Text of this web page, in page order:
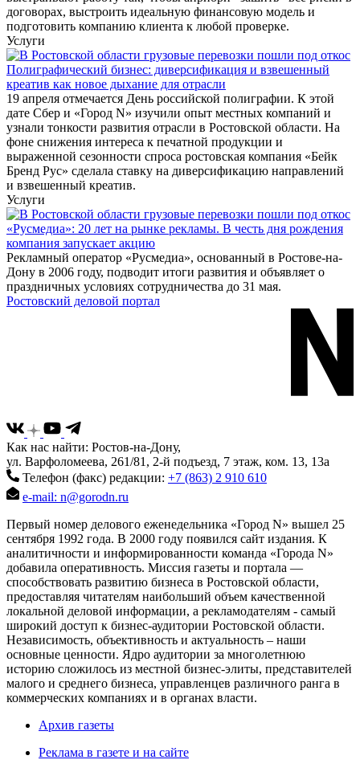
договорах, выстроить идеальную финансовую модель и
подготовить компанию клиента к любой проверке.
Услуги
Полиграфический бизнес: диверсификация и взвешенный
креатив как новое дыхание для отрасли
19 апреля отмечается День российской полиграфии. К этой
дате Сбер и «Город N» изучили опыт местных компаний и
узнали тонкости развития отрасли в Ростовской области. На
фоне снижения интереса к печатной продукции и
выраженной сезонности спроса ростовская компания «Бейк
Бренд Рус» сделала ставку на диверсификацию направлений
и взвешенный креатив.
Услуги
«Русмедиа»: 20 лет на рынке рекламы. В честь дня рождения
компания запускает акцию
Рекламный оператор «Русмедиа», основанный в Ростове-на-
Дону в 2006 году, подводит итоги развития и объявляет о
праздничных условиях сотрудничества до 31 мая.
Ростовский деловой портал
Как нас найти: Ростов-на-Дону,
ул. Варфоломеева, 261/81, 2-й подъезд, 7 этаж, ком. 13, 13а
Телефон (факс) редакции: +7 (863) 2 910 610
e-mail: n@gorodn.ru
Первый номер делового еженедельника «Город N» вышел 25
сентября 1992 года. В 2000 году появился сайт издания. К
аналитичности и информированности команда «Города N»
добавила оперативность. Миссия газеты и портала —
способствовать развитию бизнеса в Ростовской области,
предоставляя читателям наибольший объем качественной
локальной деловой информации, а рекламодателям - самый
широкий доступ к бизнес-аудитории Ростовской области.
Независимость, объективность и актуальность – наши
основные ценности. Ядро аудитории за многолетнюю
историю сложилось из местной бизнес-элиты, представителей
малого и среднего бизнеса, управленцев различного ранга в
коммерческих компаниях и в органах власти.
Архив газеты
Реклама в газете и на сайте